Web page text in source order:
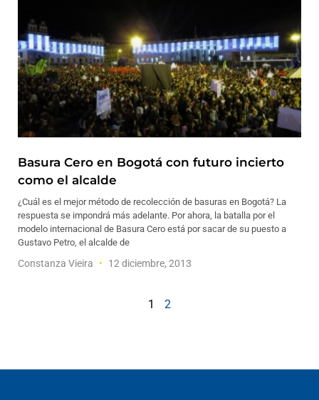
Basura Cero en Bogotá con futuro incierto
como el alcalde
¿Cuál es el mejor método de recolección de basuras en Bogotá? La
respuesta se impondrá más adelante. Por ahora, la batalla por el
modelo internacional de Basura Cero está por sacar de su puesto a
Gustavo Petro, el alcalde de
Constanza Vieira 12 diciembre, 2013
1 2